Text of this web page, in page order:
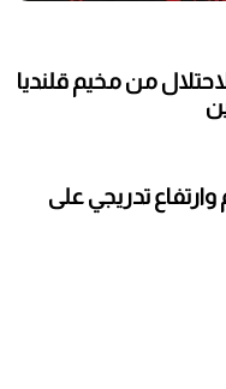
من مخيم قلنديا
وارتفاع تدريجي على